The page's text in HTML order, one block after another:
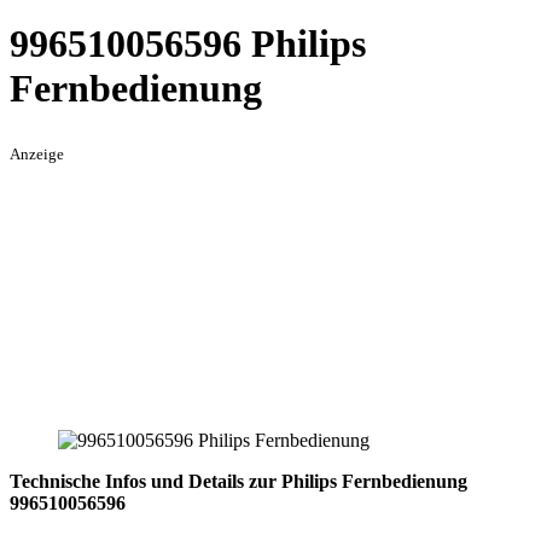
996510056596 Philips
Fernbedienung
Anzeige
Technische Infos und Details zur Philips Fernbedienung
996510056596